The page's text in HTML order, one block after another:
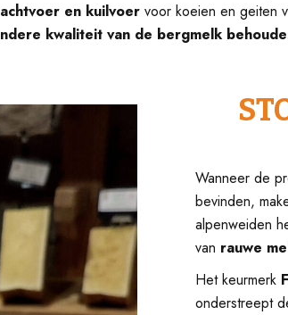
en kuilvoer voor koeien en geiten
kwaliteit van de bergmelk
Wanneer de
bevinden,
alpenweiden
van rauwe
Het keurmerk
onderstreept